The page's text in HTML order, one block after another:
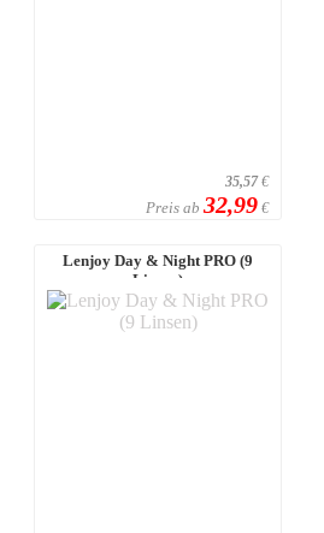
35,57€
Preis ab 32,99 €
Lenjoy Day & Night PRO (9
Linsen)